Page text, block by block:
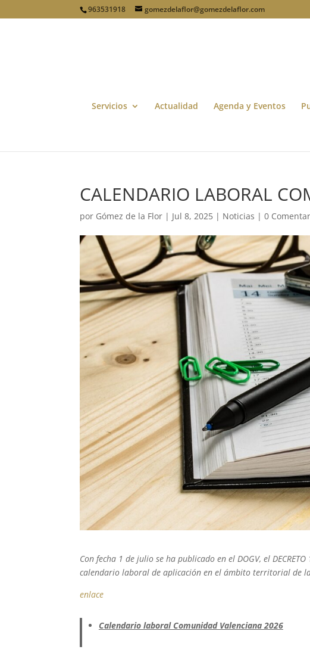
963531918 gomezdelaflor@gomezdelaflor.com
Servicios Actualidad Agenda y Eventos
CALENDARIO LABORAL
por Gómez de la Flor | Jul 8, 2025 | Noticias |0
Con fecha 1 de julio se ha publicado en el DOGV, el
calendario laboral de aplicación en el ámbito territorial de
enlace
Calendario laboral Comunidad Valenciana 2026